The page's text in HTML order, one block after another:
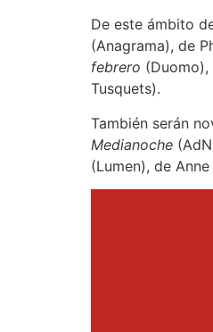
De este ámbito
(Anagrama), de
febrero
Tusquets).
También serán
Medianoche
(Lumen), de